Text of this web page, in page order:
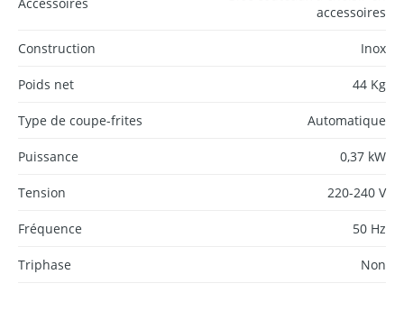
accessoires
Construction Inox
Poids net 44 Kg
Type de coupe-frites Automatique
Puissance 0,37 kW
Tension 220-240 V
Fréquence 50 Hz
Triphase Non